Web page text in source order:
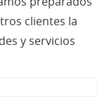
clientes la
y servicios